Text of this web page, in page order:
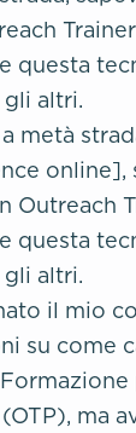
questa
gli altri.
metà
online],
Outreach
questa
gli altri.
il mio
su come
ma